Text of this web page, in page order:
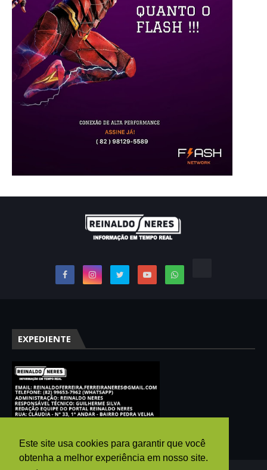
Este site usa cookies para garantir que você
obtenha a melhor experiência em nosso site.
EXPEDIENTE